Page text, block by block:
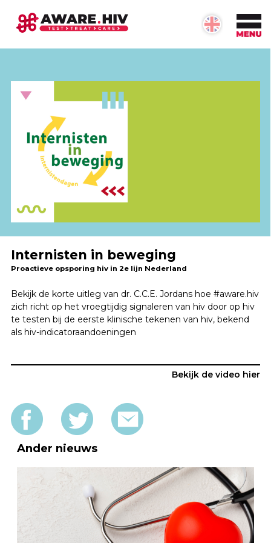
OVER #AWARE.HIV
Informatie over #aware.hiv
Onze doelstellingen
Betrokken partijen
Neem contact op
DARE TO KNOW
Nieuws en ontwikkelingen omtrent hiv
Behandeling en medicatie
Over hiv-indicator aandoeningen
Internisten in beweging
Proactieve opsporing hiv in 2e lijn Nederland
Bekijk de korte uitleg van dr. C.C.E. Jordans hoe #aware.hiv
zich richt op het vroegtijdig signaleren van hiv door op hiv
te testen bij de eerste klinische tekenen van hiv, bekend
als hiv-indicatoraandoeningen
Bekijk de video hier
Ander nieuws